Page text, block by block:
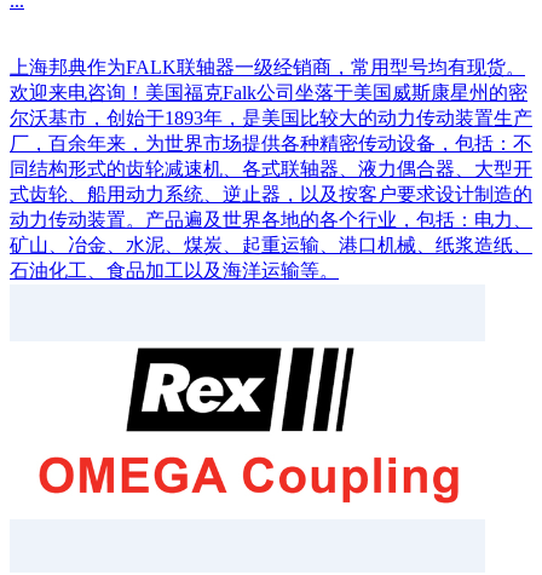
上海邦典作为FALK联轴器一级经销商，常用型号均有现货。
欢迎来电咨询！美国福克Falk公司坐落于美国威斯康星州的密
尔沃基市，创始于1893年，是美国比较大的动力传动装置生产
厂，百余年来，为世界市场提供各种精密传动设备，包括：不
同结构形式的齿轮减速机、各式联轴器、液力偶合器、大型开
式齿轮、船用动力系统、逆止器，以及按客户要求设计制造的
动力传动装置。产品遍及世界各地的各个行业，包括：电力、
矿山、冶金、水泥、煤炭、起重运输、港口机械、纸浆造纸、
石油化工、食品加工以及海洋运输等。